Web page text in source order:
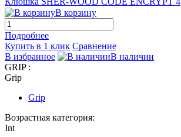
В корзину
Подробнее
Купить в 1 клик Сравнение
В избранное
В наличии
GRIP :
Grip
Grip
Возрастная категория:
Int